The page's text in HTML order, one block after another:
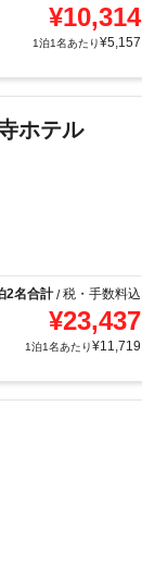
¥10,314
1泊1名あたり¥5,157
ホテル
2名合計/税・手数料込
¥23,437
1泊1名あたり¥11,719